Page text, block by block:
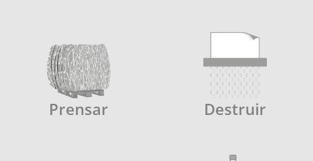
Prensar Destruir